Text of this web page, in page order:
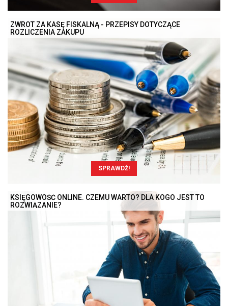
ZWROT ZA KASĘ FISKALNĄ - PRZEPISY DOTYCZĄCE
ROZLICZENIA ZAKUPU
SPRAWDŹ!
KSIĘGOWOŚĆ ONLINE. CZEMU WARTO? DLA KOGO JEST TO
ROZWIĄZANIE?